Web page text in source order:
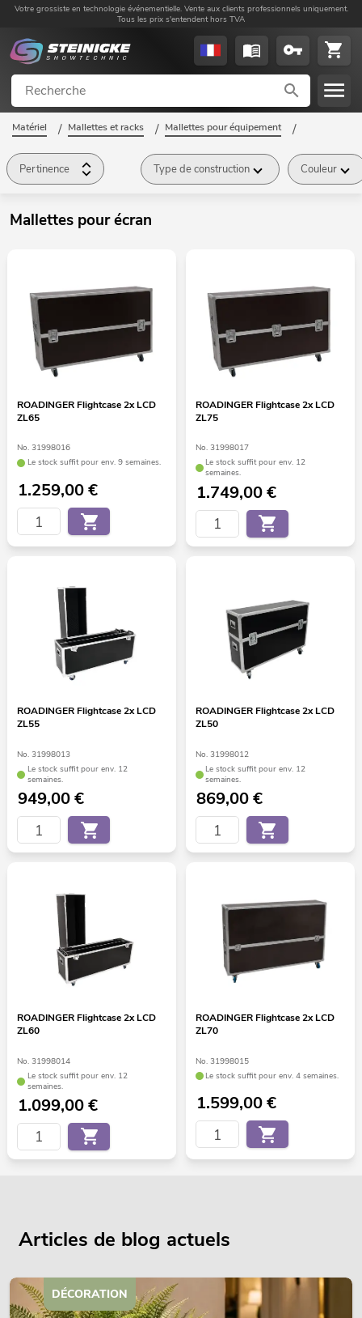
Votre grossiste en technologie événementielle. Vente aux clients professionnels uniquement.
Tous les prix s'entendent hors TVA
Matériel / Mallettes et racks / Mallettes pour équipement /
Pertinence Type de construction Couleur
Mallettes pour écran
ROADINGER Flightcase 2x LCD
ZL65
No. 31998016
Le stock suffit pour env. 9 semaines.
1.259,00€
ROADINGER Flightcase 2x LCD
ZL75
No. 31998017
Le stock suffit pour env. 12
semaines.
1.749,00€
ROADINGER Flightcase 2x LCD
ZL55
No. 31998013
Le stock suffit pour env. 12
semaines.
949,00€
ROADINGER Flightcase 2x LCD
ZL50
No. 31998012
Le stock suffit pour env. 12
semaines.
869,00€
ROADINGER Flightcase 2x LCD
ZL60
No. 31998014
Le stock suffit pour env. 12
semaines.
1.099,00€
ROADINGER Flightcase 2x LCD
ZL70
No. 31998015
Le stock suffit pour env. 4 semaines.
1.599,00€
Articles de blog actuels
DÉCORATION